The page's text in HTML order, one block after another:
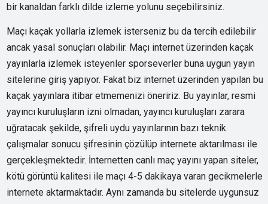
bir kanaldan farklı dilde izleme yolunu seçebilirsiniz.
Maçı kaçak yollarla izlemek isterseniz bu da tercih edilebilir
ancak yasal sonuçları olabilir. Maçı internet üzerinden kaçak
yayınlarla izlemek isteyenler sporseverler buna uygun yayın
sitelerine giriş yapıyor. Fakat biz internet üzerinden yapılan bu
kaçak yayınlara itibar etmemenizi öneririz. Bu yayınlar, resmi
yayıncı kuruluşların izni olmadan, yayıncı kuruluşları zarara
uğratacak şekilde, şifreli uydu yayınlarının bazı teknik
çalışmalar sonucu şifresinin çözülüp internete aktarılması ile
gerçekleşmektedir. İnternetten canlı maç yayını yapan siteler,
kötü görüntü kalitesi ile maçı 4-5 dakikaya varan gecikmelerle
internete aktarmaktadır. Aynı zamanda bu sitelerde uygunsuz